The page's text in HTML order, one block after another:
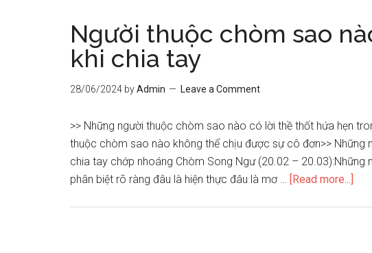
Người thuộc chòm sao
khi chia tay
28/06/2024 byAdmin Leave a Comment
>> Những người thuộc chòm sao nào có lời thề thốt hứa hẹn
thuộc chòm sao nào không thể chịu được sự cô đơn>>
chia tay chớp nhoáng Chòm Song Ngư (20.02 –
phân biệt rõ ràng đâu là hiện thực đâu là mơ … [Read more...]